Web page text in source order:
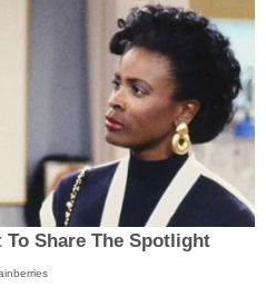
Share The Spotlight